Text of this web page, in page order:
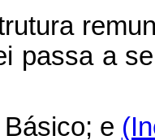
passa a
e